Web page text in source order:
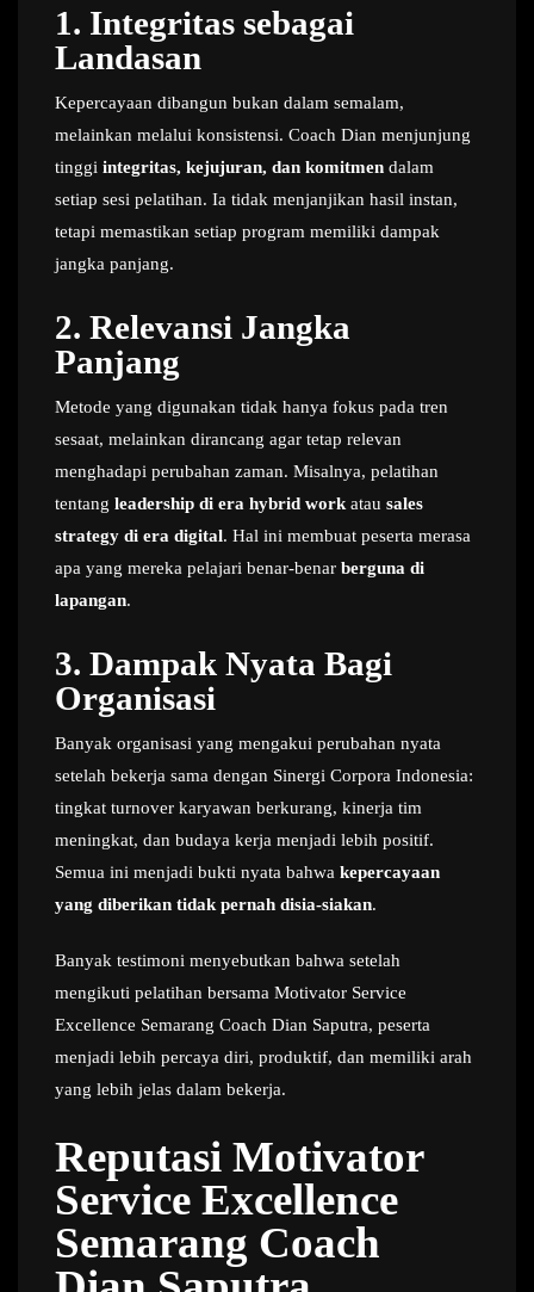
1. Integritas sebagai
Landasan
Kepercayaan dibangun bukan dalam semalam,
melainkan melalui konsistensi. Coach Dian menjunjung
tinggi integritas, kejujuran, dan komitmen dalam
setiap sesi pelatihan. Ia tidak menjanjikan hasil instan,
tetapi memastikan setiap program memiliki dampak
jangka panjang.
2. Relevansi Jangka
Panjang
Metode yang digunakan tidak hanya fokus pada tren
sesaat, melainkan dirancang agar tetap relevan
menghadapi perubahan zaman. Misalnya, pelatihan
tentang leadership di era hybrid work atau sales
strategy di era digital. Hal ini membuat peserta merasa
apa yang mereka pelajari benar-benar berguna di
lapangan.
3. Dampak Nyata Bagi
Organisasi
Banyak organisasi yang mengakui perubahan nyata
setelah bekerja sama dengan Sinergi Corpora Indonesia:
tingkat turnover karyawan berkurang, kinerja tim
meningkat, dan budaya kerja menjadi lebih positif.
Semua ini menjadi bukti nyata bahwa kepercayaan
yang diberikan tidak pernah disia-siakan.
Banyak testimoni menyebutkan bahwa setelah
mengikuti pelatihan bersama Motivator Service
Excellence Semarang Coach Dian Saputra, peserta
menjadi lebih percaya diri, produktif, dan memiliki arah
yang lebih jelas dalam bekerja.
Reputasi Motivator
Service Excellence
Semarang Coach